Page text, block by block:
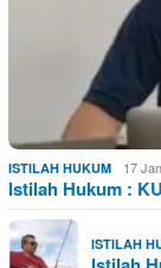
ISTILAH HUKUM 17
Istilah Hukum :
ISTILAH